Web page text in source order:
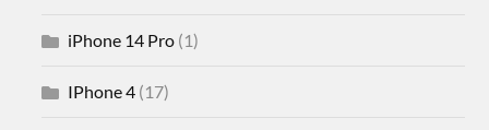
iPhone 14 Pro (1)
IPhone 4 (17)